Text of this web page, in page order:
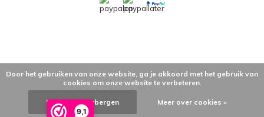
9,1
Door het gebruiken van onze website, ga je akkoord met het gebruik van
cookies om onze website te verbeteren.
Dit bericht verbergen Meer over cookies »